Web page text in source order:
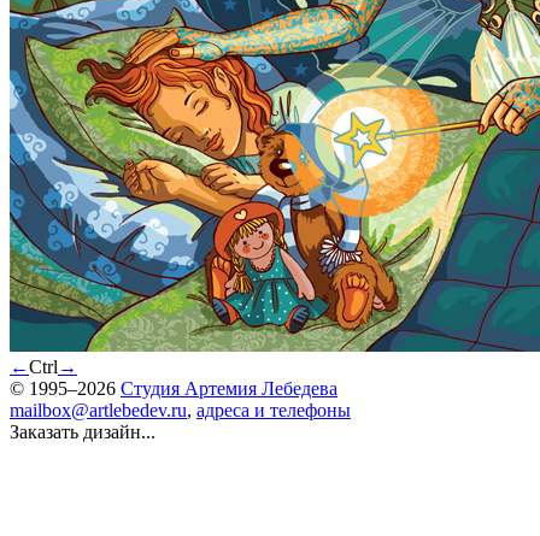
←Ctrl →
© 1995–2026 Студия Артемия Лебедева
mailbox@artlebedev.ru, адреса и телефоны
Заказать дизайн...